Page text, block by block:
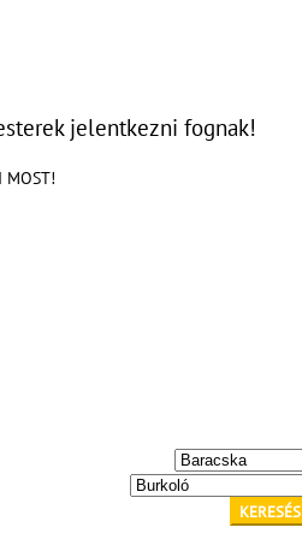
jelentkezni fognak!
KERESÉS